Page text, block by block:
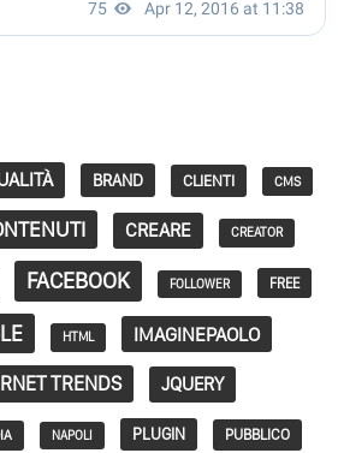
BRAND CLIENTI CMS
CREARE CREATOR
FACEBOOK FOLLOWER FREE
HTML IMAGINEPAOLO
TRENDS JQUERY
NAPOLI PLUGIN PUBBLICO